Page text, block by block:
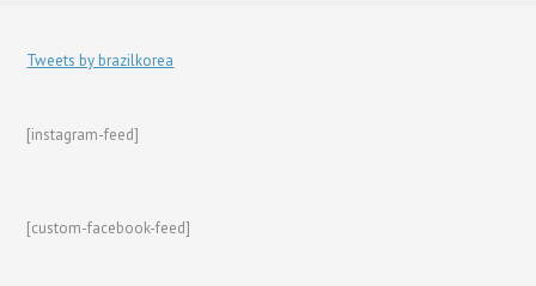
Tweets by brazilkorea
[instagram-feed]
[custom-facebook-feed]